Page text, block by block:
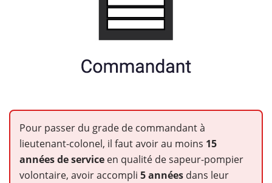
Pour passer du grade de commandant à
lieutenant-colonel, il faut avoir au moins 15
années de service en qualité de sapeur-pompier
volontaire, avoir accompli 5 années dans leur